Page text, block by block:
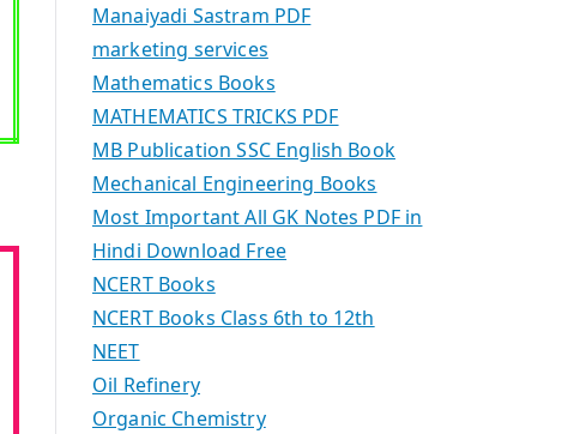
Manaiyadi Sastram PDF
marketing services
Mathematics Books
MATHEMATICS TRICKS PDF
MB Publication SSC English Book
Mechanical Engineering Books
Most Important All GK Notes PDF in
Hindi Download Free
NCERT Books
NCERT Books Class 6th to 12th
NEET
Oil Refinery
Organic Chemistry